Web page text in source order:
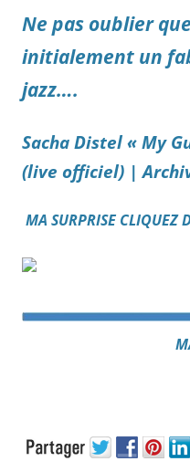
Ne pas oublier
initialement un
jazz….
Sacha Distel « My
(live officiel) |
MA SURPRISE CLIQUEZ